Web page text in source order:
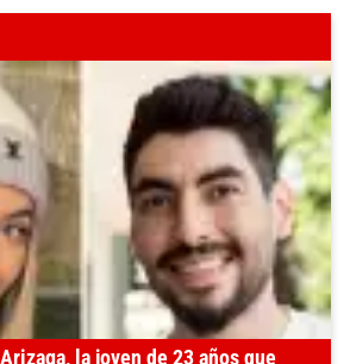
la joven de 23 años que